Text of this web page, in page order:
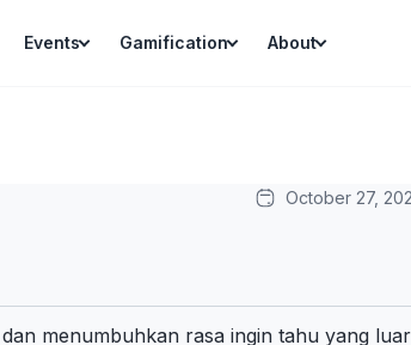
Events Gamification About
October 27,
menumbuhkan rasa ingin tahu yang